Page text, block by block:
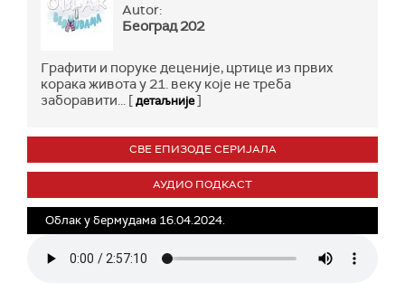
Autor:
Београд 202
Графити и поруке деценије, цртице из првих
корака живота у 21. веку које не треба
заборавити... [детаљније]
СВЕ ЕПИЗОДЕ СЕРИЈАЛА
АУДИО ПОДКАСТ
Облак у бермудама 16.04.2024.